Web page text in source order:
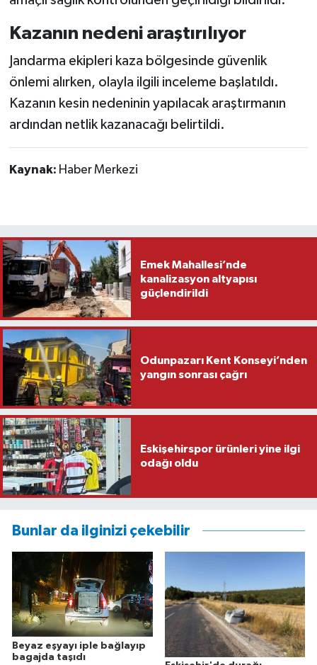
Kazanın nedeni araştırılıyor
Jandarma ekipleri kaza bölgesinde güvenlik
önlemi alırken, olayla ilgili inceleme başlatıldı.
Kazanın kesin nedeninin yapılacak araştırmanın
ardından netlik kazanacağı belirtildi.
Kaynak: Haber Merkezi
Emek Mahallesi’nde
kanalizasyon altyapısı
güçlendirildi
Odunpazarı Kent Konseyi’nden
yangın sonrası çağrı
Eskişehirspor ürünleri yine ilgi
odağı oldu
Bunlar da ilginizi çekebilir
Beyaz eşyayı iple bağlayıp
bagajda taşıdı